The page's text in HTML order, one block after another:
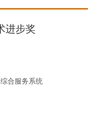
进步奖
合服务系统